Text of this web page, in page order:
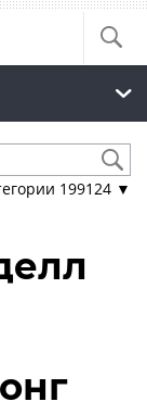
199124 ▼